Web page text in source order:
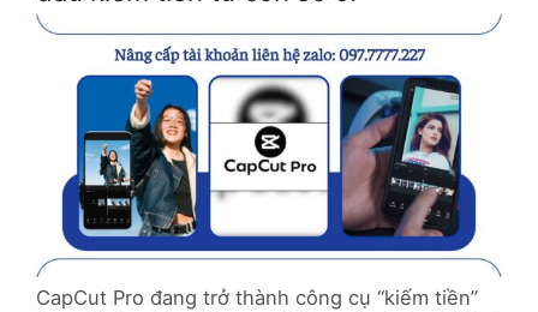
CapCut Pro đang trở thành công cụ “kiếm tiền”